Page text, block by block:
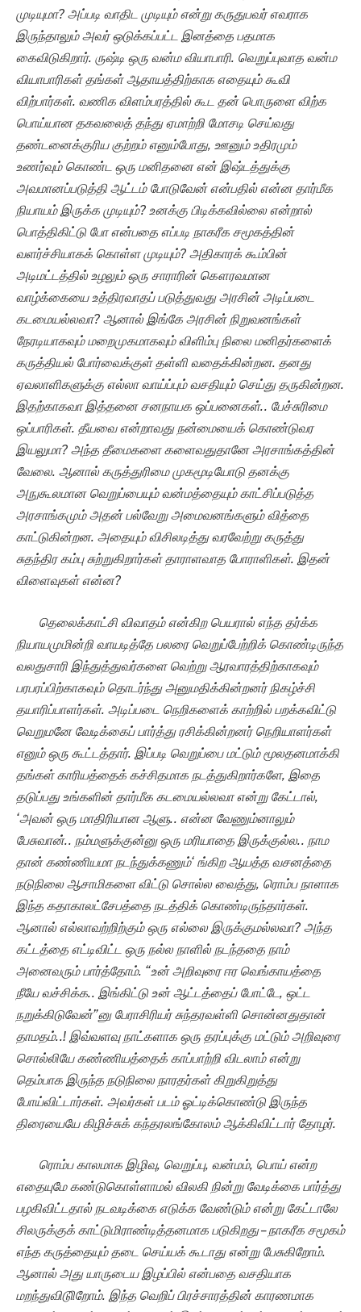
முடியுமா? அப்படி வாதிட முடியும் என்று கருதுபவர் எவராக
இருந்தாலும் அவர் ஒடுக்கப்பட்ட இனத்தை பதமாக
கைவிடுகிறார். ருஷ்டி ஒரு வன்ம வியாபாரி. வெறுப்புவாத வன்ம
வியாபாரிகள் தங்கள் ஆதாயத்திற்காக எதையும் கூவி
விற்பார்கள். வணிக விளம்பரத்தில் கூட தன் பொருளை விற்க
பொய்யான தகவலைத் தந்து ஏமாற்றி மோசடி செய்வது
தண்டனைக்குரிய குற்றம் எனும்போது, ஊனும் உதிரமும்
உணர்வும் கொண்ட ஒரு மனிதனை என் இஷ்டத்துக்கு
அவமானப்படுத்தி ஆட்டம் போடுவேன் என்பதில் என்ன தார்மீக
நியாயம் இருக்க முடியும்? உனக்கு பிடிக்கவில்லை என்றால்
பொத்திகிட்டு போ என்பதை எப்படி நாகரீக சமூகத்தின்
வளர்ச்சியாகக் கொள்ள முடியும்? அதிகாரக் கூம்பின்
அடிமட்டத்தில் உழலும் ஒரு சாராரின் கௌரவமான
வாழ்க்கையை உத்திரவாதப் படுத்துவது அரசின் அடிப்படை
கடமையல்லவா? ஆனால் இங்கே அரசின் நிறுவனங்கள்
நேரடியாகவும் மறைமுகமாகவும் விளிம்பு நிலை மனிதர்களைக்
கருத்தியல் போர்வைக்குள் தள்ளி வதைக்கின்றன. தனது
ஏவலாளிகளுக்கு எல்லா வாய்ப்பும் வசதியும் செய்து தருகின்றன.
இதற்காகவா இத்தனை சனநாயக ஒப்பனைகள்.. பேச்சுரிமை
ஒப்பாரிகள். தீயவை என்றாவது நன்மையைக் கொண்டுவர
இயலுமா? அந்த தீமைகளை களைவதுதானே அரசாங்கத்தின்
வேலை. ஆனால் கருத்துரிமை முகமூடியோடு தனக்கு
அநுகூலமான வெறுப்பையும் வன்மத்தையும் காட்சிப்படுத்த
அரசாங்கமும் அதன் பல்வேறு அமைவனங்களும் வித்தை
காட்டுகின்றன. அதையும் விசிலடித்து வரவேற்று கருத்து
சுதந்திர கம்பு சுற்றுகிறார்கள் தாராளவாத போராளிகள். இதன்
விளைவுகள் என்ன?
தெலைக்காட்சி விவாதம் என்கிற பெயரால் எந்த தர்க்க
நியாயமுமின்றி வாயடித்தே பலரை வெறுப்பேற்றிக் கொண்டிருந்த
வலதுசாரி இந்துத்துவர்களை வெற்று ஆரவாரத்திற்காகவும்
பரபரப்பிற்காகவும் தொடர்ந்து அனுமதிக்கின்றனர் நிகழ்ச்சி
தயாரிப்பாளர்கள். அடிப்படை நெறிகளைக் காற்றில் பறக்கவிட்டு
வெறுமனே வேடிக்கைப் பார்த்து ரசிக்கின்றனர் நெறியாளர்கள்
எனும் ஒரு கூட்டத்தார். இப்படி வெறுப்பை மட்டும் மூலதனமாக்கி
தங்கள் காரியத்தைக் கச்சிதமாக நடத்துகிறார்களே, இதை
தடுப்பது உங்களின் தார்மீக கடமையல்லவா என்று கேட்டால்,
‘அவன் ஒரு மாதிரியான ஆளு.. என்ன வேணும்னாலும்
பேசுவான்.. நம்மளுக்குன்னு ஒரு மரியாதை இருக்குல்ல.. நாம
தான் கண்ணியமா நடந்துக்கணும்‘ ங்கிற ஆயத்த வசனத்தை
நடுநிலை ஆசாமிகளை விட்டு சொல்ல வைத்து, ரொம்ப நாளாக
இந்த கதாகாலட்சேபத்தை நடத்திக் கொண்டிருந்தார்கள்.
ஆனால் எல்லாவற்றிற்கும் ஒரு எல்லை இருக்குமல்லவா? அந்த
கட்டத்தை எட்டிவிட்ட ஒரு நல்ல நாளில் நடந்ததை நாம்
அனைவரும் பார்த்தோம். “உன் அறிவுரை ஈர வெங்காயத்தை
நீயே வச்சிக்க.. இங்கிட்டு உன் ஆட்டத்தைப் போட்டே, ஒட்ட
நறுக்கிடுவேன்”னு பேராசிரியர் சுந்தரவள்ளி சொன்னதுதான்
தாமதம்..! இவ்வளவு நாட்களாக ஒரு தரப்புக்கு மட்டும் அறிவுரை
சொல்லியே கண்ணியத்தைக் காப்பாற்றி விடலாம் என்று
தெம்பாக இருந்த நடுநிலை நாரதர்கள் கிறுகிறுத்து
போய்விட்டார்கள். அவர்கள் படம் ஓட்டிக்கொண்டு இருந்த
திரையையே கிழிச்சுக் கந்தரலங்கோலம் ஆக்கிவிட்டார் தோழர்.
ரொம்ப காலமாக இழிவு, வெறுப்பு, வன்மம், பொய் என்ற
எதையுமே கண்டுகொள்ளாமல் விலகி நின்று வேடிக்கை பார்த்து
பழகிவிட்டதால் நடவடிக்கை எடுக்க வேண்டும் என்று கேட்டாலே
சிலருக்குக் காட்டுமிராண்டித்தனமாக படுகிறது–நாகரீக சமூகம்
எந்த கருத்தையும் தடை செய்யக் கூடாது என்று பேசுகிறோம்.
ஆனால் அது யாருடைய இழப்பில் என்பதை வசதியாக
மறந்துவிடுிறோம். இந்த வெறிப் பிரச்சாரத்தின் காரணமாக